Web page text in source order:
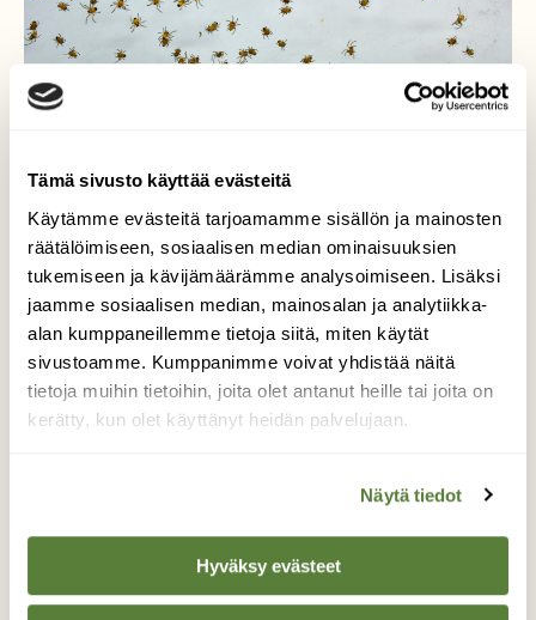
Tämä sivusto käyttää evästeitä
Käytämme evästeitä tarjoamamme sisällön ja mainosten
räätälöimiseen, sosiaalisen median ominaisuuksien
tukemiseen ja kävijämäärämme analysoimiseen. Lisäksi
jaamme sosiaalisen median, mainosalan ja analytiikka-
alan kumppaneillemme tietoja siitä, miten käytät
sivustoamme. Kumppanimme voivat yhdistää näitä
tietoja muihin tietoihin, joita olet antanut heille tai joita on
kerätty, kun olet käyttänyt heidän palvelujaan.
Näytä tiedot
Hyväksy evästeet
Pienimmät hämähäkit ikinä
Kun menin terassille, niin huomasin
hämähäkin lastentarhan ikkunan ja jakkaran
välissä.
TAKAISIN LISTAAN